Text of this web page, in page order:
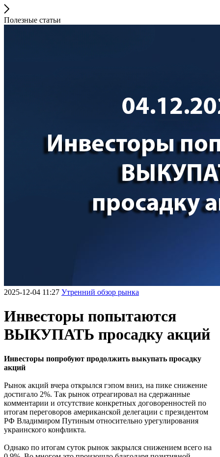
Полезные статьи
2025-12-04 11:27 Утренний обзор рынка
Инвесторы попытаются
ВЫКУПАТЬ просадку акций
Инвесторы попробуют продолжить выкупать просадку
акций
Рынок акций вчера открылся гэпом вниз, на пике снижение
достигало 2%. Так рынок отреагировал на сдержанные
комментарии и отсутствие конкретных договоренностей по
итогам переговоров американской делегации с президентом
РФ Владимиром Путиным относительно урегулирования
украинского конфликта.
Однако по итогам суток рынок закрылся снижением всего на